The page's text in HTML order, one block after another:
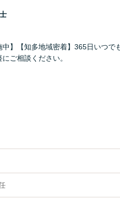
中】【知多地域密着】365日いつ
ご相談ください。